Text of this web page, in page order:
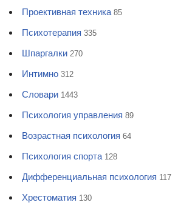
Проективная техника 85
Психотерапия 335
Шпаргалки 270
Интимно 312
Словари 1443
Психология управления 89
Возрастная психология 64
Психология спорта 128
Дифференциальная психология 117
Хрестоматия 130